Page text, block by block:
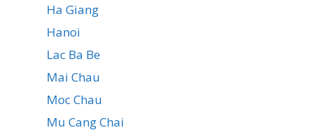
Ha Giang
Hanoi
Lac Ba Be
Mai Chau
Moc Chau
Mu Cang Chai